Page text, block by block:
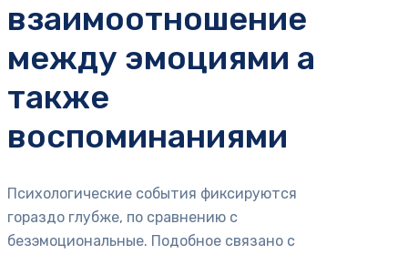
взаимоотношение
между эмоциями а
также
воспоминаниями
Психологические события фиксируются
гораздо глубже, по сравнению с
безэмоциональные. Подобное связано с